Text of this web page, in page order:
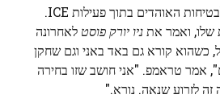
האחרון שלו מכיוון שדאג לבטיחות האוהדים בתוך פעילות ICE.
שלו, ואמר אתניו יורק פוסט לאחרונה
כשהוא קורא גם באד באני וגם שחקן
אמר טראמפ. "אני חושב שזו בחירה
לזרוע שנאה. נורא."